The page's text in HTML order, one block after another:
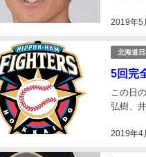
2019年5
北海道
5回完
2019年4
この日
弘樹、